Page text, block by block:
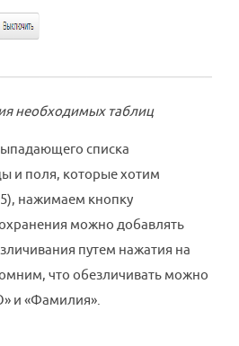
необходимых таблиц
списка
и поля, которые хотим
нажимаем кнопку
можно добавлять
путем нажатия на
что обезличивать можно
и «Фамилия».